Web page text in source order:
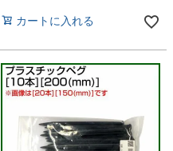
カートに入れる